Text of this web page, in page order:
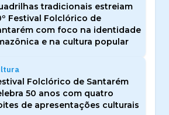
tradicionais estreiam
Festival Folclórico de
com foco na identidade
e na cultura popular
Folclórico de Santarém
50 anos com quatro
de apresentações culturais